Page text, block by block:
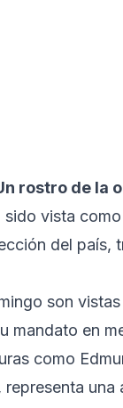
rostro de la
vista
del
son
mandato en
como